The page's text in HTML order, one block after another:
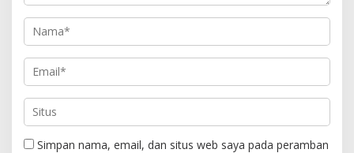
Simpan nama, email, dan situs web saya pada peramban